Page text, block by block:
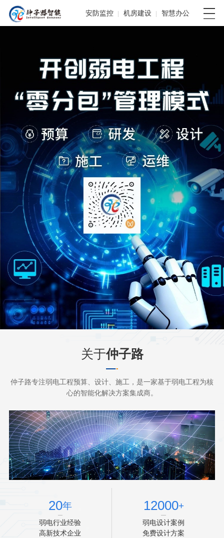
安防监控 机房建设 智慧办公
关于仲子路
仲子路专注弱电工程预算、设计、施工，是一家基于弱电工程为核
心的智能化解决方案集成商。
20年
弱电行业经验
高新技术企业
12000+
弱电设计案例
免费设计方案